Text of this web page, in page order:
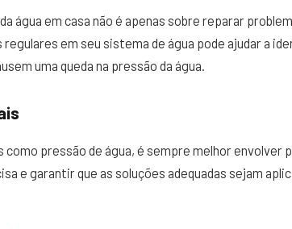
água em casa não é apenas sobre reparar
em seu sistema de água pode ajudar a
uma queda na pressão da água.
como pressão de água, é sempre melhor envolver
e garantir que as soluções adequadas sejam